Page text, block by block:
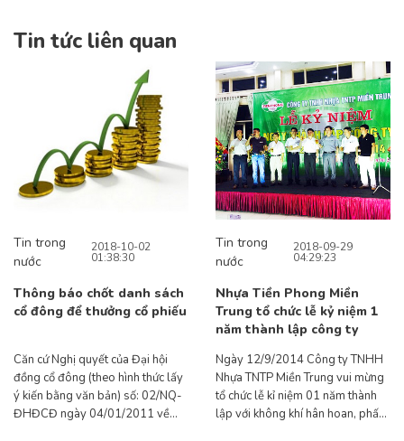
Tin tức liên quan
Tin trong
nước
2018-10-02
01:38:30
Thông báo chốt danh sách
cổ đông để thưởng cổ phiếu
Căn cứ Nghị quyết của Đại hội
đồng cổ đông (theo hình thức lấy
ý kiến bằng văn bản) số: 02/NQ-
ĐHĐCĐ ngày 04/01/2011 về
Tin trong
nước
2018-09-29
04:29:23
Nhựa Tiền Phong Miền
Trung tổ chức lễ kỷ niệm 1
năm thành lập công ty
Ngày 12/9/2014 Công ty TNHH
Nhựa TNTP Miền Trung vui mừng
tổ chức lễ kỉ niệm 01 năm thành
lập với không khí hân hoan, phấn